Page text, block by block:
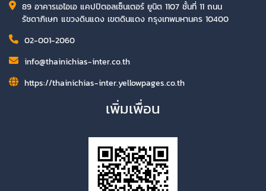
89 อาคารเอไอเอ แคปปิตอลเซ็นเตอร์ ยูนิต 1107 ชั้นที่ 11 ถนน
รัชดาภิเษก แขวงดินแดง เขตดินแดง กรุงเทพมหานคร 10400
02-001-2060
info@thainichias-inter.co.th
https://thainichias-inter.yellowpages.co.th
เพิ่มเพื่อน